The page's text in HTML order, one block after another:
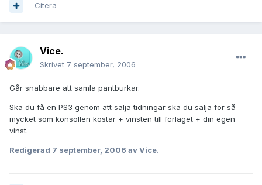
Citera
Vice.
Skrivet 7 september, 2006
Går snabbare att samla pantburkar.
Ska du få en PS3 genom att sälja tidningar ska du sälja för så
mycket som konsollen kostar + vinsten till förlaget + din egen
vinst.
Redigerad 7 september, 2006 av Vice.